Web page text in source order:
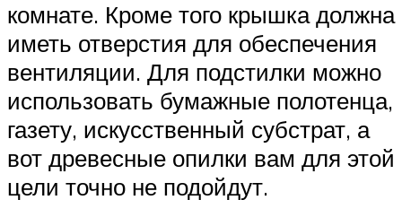
комнате. Кроме того крышка должна
иметь отверстия для обеспечения
вентиляции. Для подстилки можно
использовать бумажные полотенца,
газету, искусственный субстрат, а
вот древесные опилки вам для этой
цели точно не подойдут.